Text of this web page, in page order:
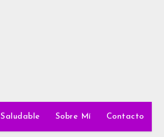
Saludable Sobre Mí Contacto